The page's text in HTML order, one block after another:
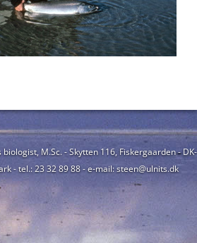
M.Sc. - Skytten 116, Fiskergaarden - DK-
- tel.: 23 32 89 88 - e-mail: steen@ulnits.dk